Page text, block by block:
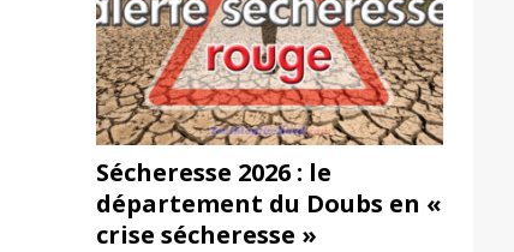
Sécheresse 2026 : le
département du Doubs en «
crise sécheresse »